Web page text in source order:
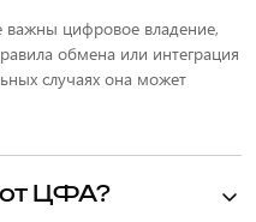
важны цифровое владение,
обмена или интеграция
случаях она может
от ЦФА?